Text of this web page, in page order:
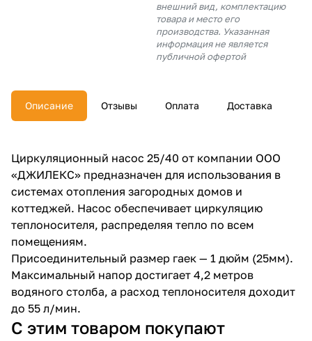
внешний вид, комплектацию
товара и место его
производства. Указанная
информация не является
публичной офертой
Описание Отзывы Оплата Доставка
Циркуляционный насос 25/40 от компании ООО
«ДЖИЛЕКС» предназначен для использования в
системах отопления загородных домов и
коттеджей. Насос обеспечивает циркуляцию
теплоносителя, распределяя тепло по всем
помещениям.
Присоединительный размер гаек — 1 дюйм (25мм).
Максимальный напор достигает 4,2 метров
водяного столба, а расход теплоносителя доходит
до 55 л/мин.
С этим товаром покупают
раз в 2
недели
plait.ru